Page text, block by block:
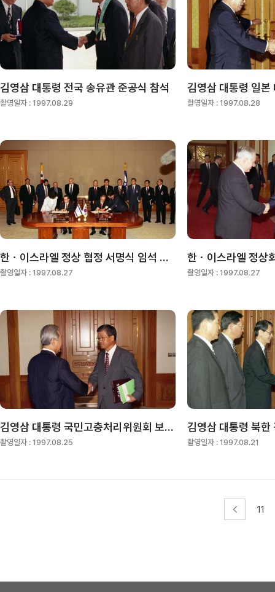
김영삼 대통령 전국 송유관 준공식 참석
촬영일자 : 1997.08.29
김영삼 대통령 일본
촬영일자 : 1997.08.28
한ㆍ이스라엘 정상 협정 서명식 임석 및 배웅(김영삼 대통령, 벤냐민 네탄야후 총리)
촬영일자 : 1997.08.27 촬영일자 : 1997.08.27
김영삼 대통령 국민고충처리위원회 보고 청취
촬영일자 : 1997.08.25 촬영일자 : 1997.08.21
11